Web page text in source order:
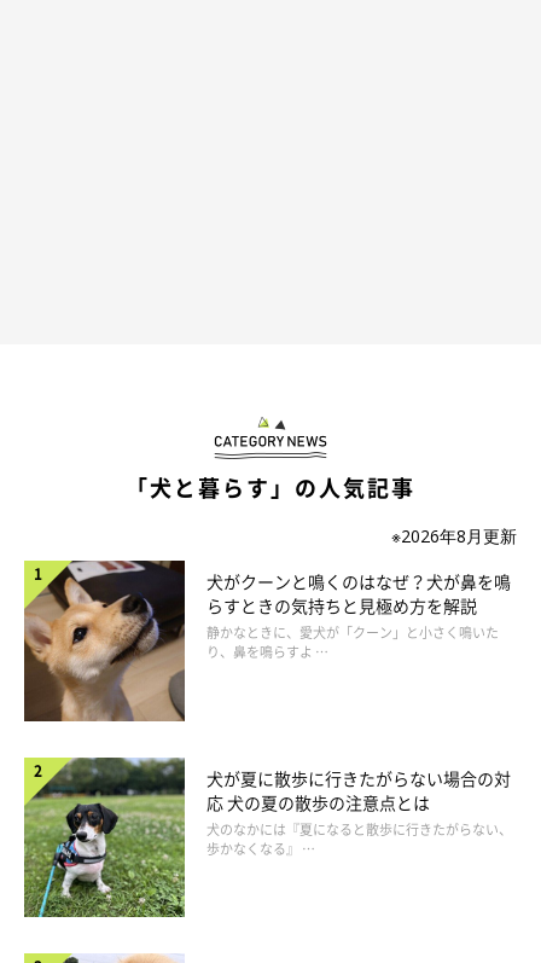
結果、興奮して体温が上がってしまったようです。倒れていると
ころを見つけ動物病院に駆けこむと、42.8℃の高熱でした。（石
川／5才・チワワの飼い主さん）
【獣医の解説】興奮して吠えるとさらに体温が上がる
興奮して吠え続けたり暴れたりすると一時的に体温が上がりま
す。部屋が暑いことで余計急激に体温が上昇したのでしょう。留
守番時の環境づくりと並行して、物音や外の刺激に慣れさせるト
レーニングも行いましょう。
「犬と暮らす」の人気記事
※2026年8月更新
犬がクーンと鳴くのはなぜ？犬が鼻を鳴
らすときの気持ちと見極め方を解説
静かなときに、愛犬が「クーン」と小さく鳴いた
り、鼻を鳴らすよ …
犬が夏に散歩に行きたがらない場合の対
応 犬の夏の散歩の注意点とは
犬のなかには『夏になると散歩に行きたがらない、
歩かなくなる』 …